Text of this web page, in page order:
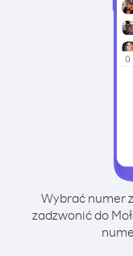
Wybrać numer
zadzwonić do